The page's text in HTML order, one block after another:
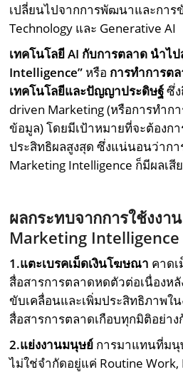
เปลี่ยนไปจากการพัฒนาและการ
Technology และ Generative AI
เทคโนโลยี AI กับการตลาด นำไ
Intelligence” หรือ การทำการต
เทคโนโลยีและปัญญาประดิษฐ์ซึ่ง
driven Marketing (หรือการทำก
ข้อมูล) โดยมีเป้าหมายที่จะต้องก
ประสิทธิผลสูงสุด ซึ่งแน่นอนว่ากา
Marketing Intelligence ก็มีผลเ
ผลกระทบจากการใช้งงา
Marketing Intelligence
1.แตะเบรคเม็ดเงินโฆษณา คาด
สื่อสารการตลาดหดตัวต่อเนื่องห
ขับเคลื่อนและเพิ่มประสิทธิภาพใ
สื่อสารการตลาดเกือบทุกมิติอย่าง
2.แย่งงานมนุษย์ การมาแทนที่มนุ
ไม่ใช่จำกัดอยู่แค่ Routine Work,